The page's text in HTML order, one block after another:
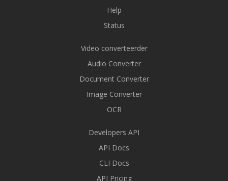
Help
Status
Video converteerder
Audio Converter
Document Converter
Image Converter
OCR
Developers API
API Docs
CLI Docs
API Pricing